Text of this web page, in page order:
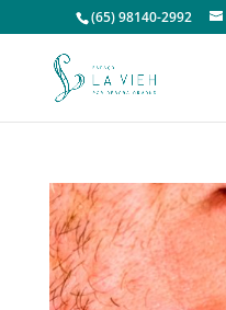
(65) 98140-2992